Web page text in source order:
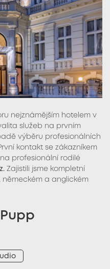
nejznámějším hotelem v
služeb na prvním
výběru profesionálních
kontakt se zákazníkem
profesionální rodilé
Zajistili jsme kompletní
německém a anglickém